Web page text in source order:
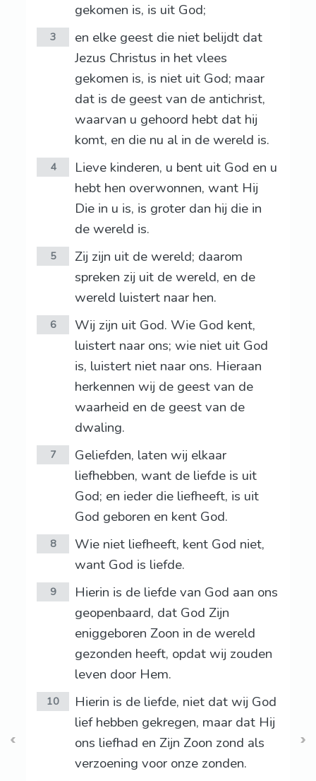
gekomen is, is uit God;
3
en elke geest die niet belijdt dat
Jezus Christus in het vlees
gekomen is, is niet uit God; maar
dat is de geest van de antichrist,
waarvan u gehoord hebt dat hij
komt, en die nu al in de wereld is.
4
Lieve kinderen, u bent uit God en u
hebt hen overwonnen, want Hij
Die in u is, is groter dan hij die in
de wereld is.
5
Zij zijn uit de wereld; daarom
spreken zij uit de wereld, en de
wereld luistert naar hen.
6
Wij zijn uit God. Wie God kent,
luistert naar ons; wie niet uit God
is, luistert niet naar ons. Hieraan
herkennen wij de geest van de
waarheid en de geest van de
dwaling.
7
Geliefden, laten wij elkaar
liefhebben, want de liefde is uit
God; en ieder die liefheeft, is uit
God geboren en kent God.
8
Wie niet liefheeft, kent God niet,
want God is liefde.
9
Hierin is de liefde van God aan ons
geopenbaard, dat God Zijn
eniggeboren Zoon in de wereld
gezonden heeft, opdat wij zouden
leven door Hem.
10
Hierin is de liefde, niet dat wij God
lief hebben gekregen, maar dat Hij
ons liefhad en Zijn Zoon zond als
verzoening voor onze zonden.